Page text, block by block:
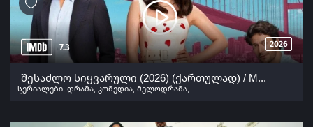
7.3 2026
შესაძლო სიყვარული (2026) (ქართულად) / Muhtemel ask (Shesadzlo Siyvaruli Qartulad) ქართულად 2026
სერიალები დრამა,კომედია მელოდრამა
რომანტიკული